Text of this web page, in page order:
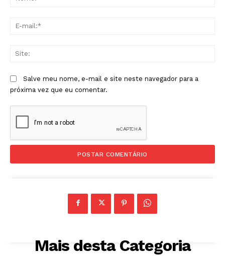
Salve meu nome, e-mail e site neste navegador para a
próxima vez que eu comentar.
Mais desta Categoria